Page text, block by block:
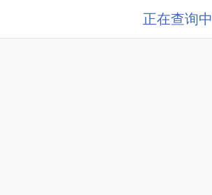
正在查询中